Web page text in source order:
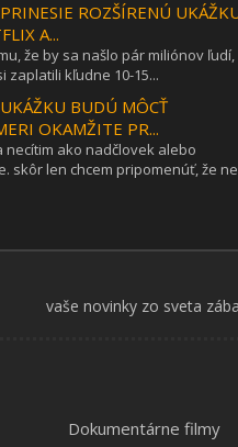
ROZŠÍRENÚ
A...
že by sa našlo pár miliónov ľudí,
zaplatili kľudne 10-15...
BUDÚ MÔCŤ
OKAMŽITE PR...
necítim ako nadčlovek alebo
skôr len chcem pripomenúť, že
vaše novinky zo sveta
Dokumentárne filmy